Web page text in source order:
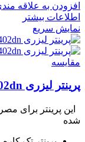
افزودن به علاقه
اطلاعات بیشتر
نمایش سریع
مقايسه
پرینتر لیزری M402dn اچ پی
این پرینتر برای
شده